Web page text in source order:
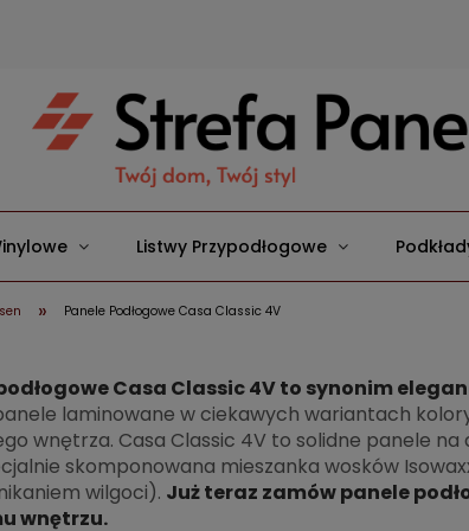
Listwy Przypodłogowe
» Panele Podłogowe Casa Classic 4V
Casa Classic 4V to synonim
laminowane w ciekawych wariantach
wnętrza. Casa Classic 4V to solidne panele
skomponowana mieszanka wosków
wilgoci). Już teraz zamów panele
wnętrzu.